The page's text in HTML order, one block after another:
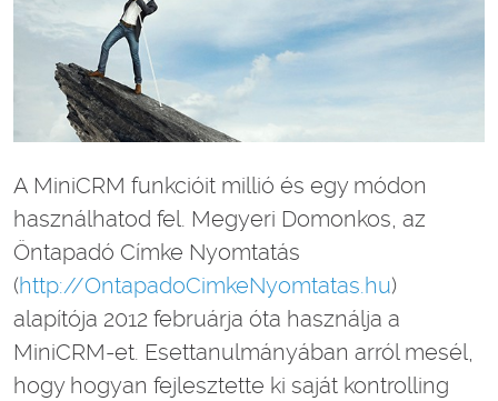
A MiniCRM funkcióit millió és egy módon
használhatod fel. Megyeri Domonkos, az
Öntapadó Címke Nyomtatás
(http://OntapadoCimkeNyomtatas.hu)
alapítója 2012 februárja óta használja a
MiniCRM-et. Esettanulmányában arról mesél,
hogy hogyan fejlesztette ki saját kontrolling